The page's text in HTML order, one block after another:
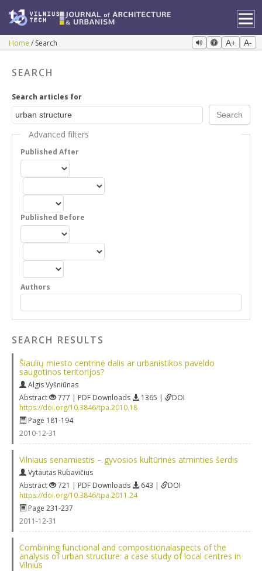
Home Search A+ A-
SEARCH
Search articles for
Advanced filters
Published After
Published Before
Authors
SEARCH RESULTS
Šiaulių miesto centrinė dalis ar urbanistikos paveldo
saugotinos teritorijos?
Algis Vyšniūnas
Abstract
777 | PDF Downloads 1365 |
DOI
https://doi.org/10.3846/tpa.2010.18
Page 181-194
2010-12-31
Vilniaus senamiestis – gyvosios kultūrinės atminties šerdis
Vytautas Rubavičius
Abstract
721 | PDF Downloads 643 |
DOI
https://doi.org/10.3846/tpa.2011.24
Page 231-237
2011-12-31
Combining functional and compositionalaspects of the
analysis of urban structure: a case study of local centres in
Vilnius